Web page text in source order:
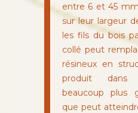
entre 6 et 45
sur leur largeur
les fils du bois
collé peut
résineux en
produit dans
beaucoup plus
que peut